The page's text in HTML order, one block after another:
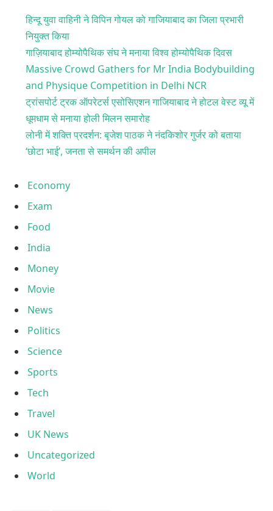
हिन्दू युवा वाहिनी ने विपिन गोयल को गाजियाबाद का जिला प्रभारी
नियुक्त किया
गाज़ियाबाद होम्योपैथिक संघ ने मनाया विश्व होम्योपैथिक दिवस
Massive Crowd Gathers for Mr India Bodybuilding
and Physique Competition in Delhi NCR
ट्रांसपोर्ट ट्रक ऑपरेटर्स एसोसिएशन गाजियाबाद ने होटल वेस्ट व्यू में
धूमधाम से मनाया होली मिलन समारोह
लोनी में शक्ति प्रदर्शन: बृजेश पाठक ने नंदकिशोर गुर्जर को बताया
‘छोटा भाई’, जनता से समर्थन की अपील
Economy
Exam
Food
India
Money
Movie
News
Politics
Science
Sports
Tech
Travel
UK News
Uncategorized
World